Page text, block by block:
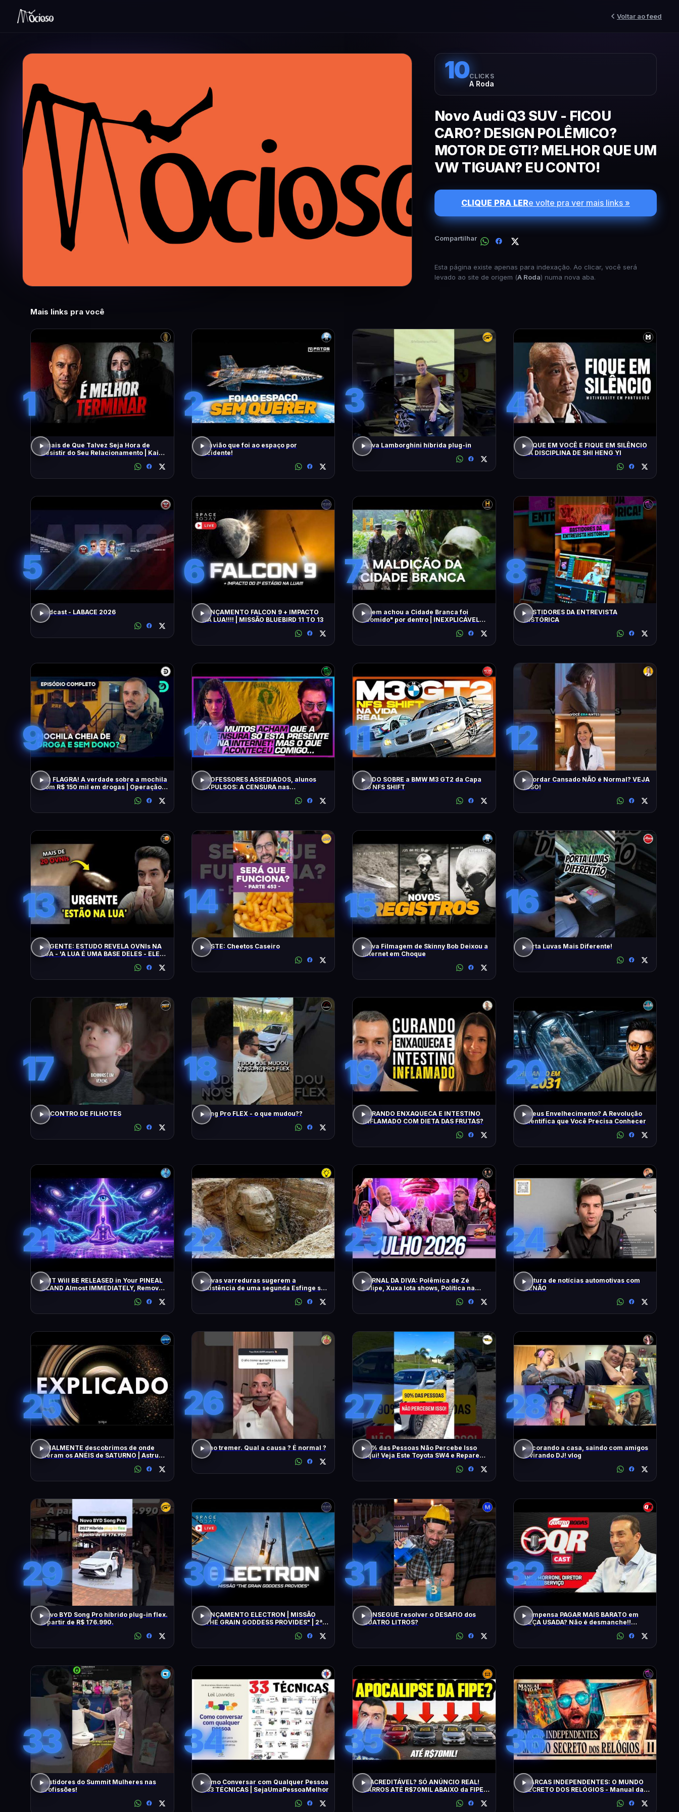
Voltar ao feed
10CLICKS
A Roda
Novo Audi Q3 SUV - FICOU
CARO? DESIGN POLÊMICO?
MOTOR DE GTI? MELHOR QUE UM
VW TIGUAN? EU CONTO!
CLIQUE PRA LERe volte pra ver mais links »
Compartilhar
Esta página existe apenas para indexação. Ao clicar, você será
levado ao site de origem (A Roda) numa nova aba.
Mais links pra você
1
Sinais de Que Talvez Seja Hora de
Desistir do Seu Relacionamento | Kaio
2
O avião que foi ao espaço por
Acidente!
3
Nova Lamborghini híbrida plug-in
4
FOQUE EM VOCÊ E FIQUE EM SILÊNCIO
– A DISCIPLINA DE SHI HENG YI
5
Podcast - LABACE 2026
6
LANÇAMENTO FALCON 9 + IMPACTO
NA LUA!!!! | MISSÃO BLUEBIRD 11 TO 13
7
Quem achou a Cidade Branca foi
"comido" por dentro | INEXPLICÁVEL
8
BASTIDORES DA ENTREVISTA
HISTÓRICA
9
NO FLAGRA! A verdade sobre a mochila
com R$ 150 mil em drogas | Operação
10
PROFESSORES ASSEDIADOS, alunos
EXPULSOS: A CENSURA nas
11
TUDO SOBRE a BMW M3 GT2 da Capa
do NFS SHIFT
12
Acordar Cansado NÃO é Normal? VEJA
ISSO!
13
URGENTE: ESTUDO REVELA OVNIs NA
LUA - 'A LUA É UMA BASE DELES - ELES
14
TESTE: Cheetos Caseiro
15
Nova Filmagem de Skinny Bob Deixou a
Internet em Choque
16
Porta Luvas Mais Diferente!
17
ENCONTRO DE FILHOTES
18
Song Pro FLEX - o que mudou??
19
CURANDO ENXAQUECA E INTESTINO
INFLAMADO COM DIETA DAS FRUTAS?
20
Adeus Envelhecimento? A Revolução
Científica que Você Precisa Conhecer
21
DMT Will BE RELEASED in Your PINEAL
GLAND Almost IMMEDIATELY, Remove
22
Novas varreduras sugerem a
existência de uma segunda Esfinge sob
23
JORNAL DA DIVA: Polêmica de Zé
Felipe, Xuxa lota shows, Política na
24
Leitura de notícias automotivas com
XENÃO
25
FINALMENTE descobrimos de onde
vieram os ANÉIS de SATURNO | Astrum
26
Olho tremer. Qual a causa ? É normal ?
27
90% das Pessoas Não Percebe Isso
Aqui! Veja Este Toyota SW4 e Repare
28
decorando a casa, saindo com amigos
e virando DJ! vlog
29
Novo BYD Song Pro híbrido plug-in flex.
A partir de R$ 176.990.
30
LANÇAMENTO ELECTRON | MISSÃO
"THE GRAIN GODDESS PROVIDES" | 2ª
31
CONSEGUE resolver o DESAFIO dos
QUATRO LITROS?
32
Compensa PAGAR MAIS BARATO em
PEÇA USADA? Não é desmanche!!
33
Bastidores do Summit Mulheres nas
Profissões!
34
Como Conversar com Qualquer Pessoa
- 33 TÉCNICAS | SejaUmaPessoaMelhor
35
INACREDITÁVEL? SÓ ANÚNCIO REAL!
CARROS ATÉ R$70MIL ABAIXO da FIPE:
36
MARCAS INDEPENDENTES: O MUNDO
SECRETO DOS RELÓGIOS - Manual da